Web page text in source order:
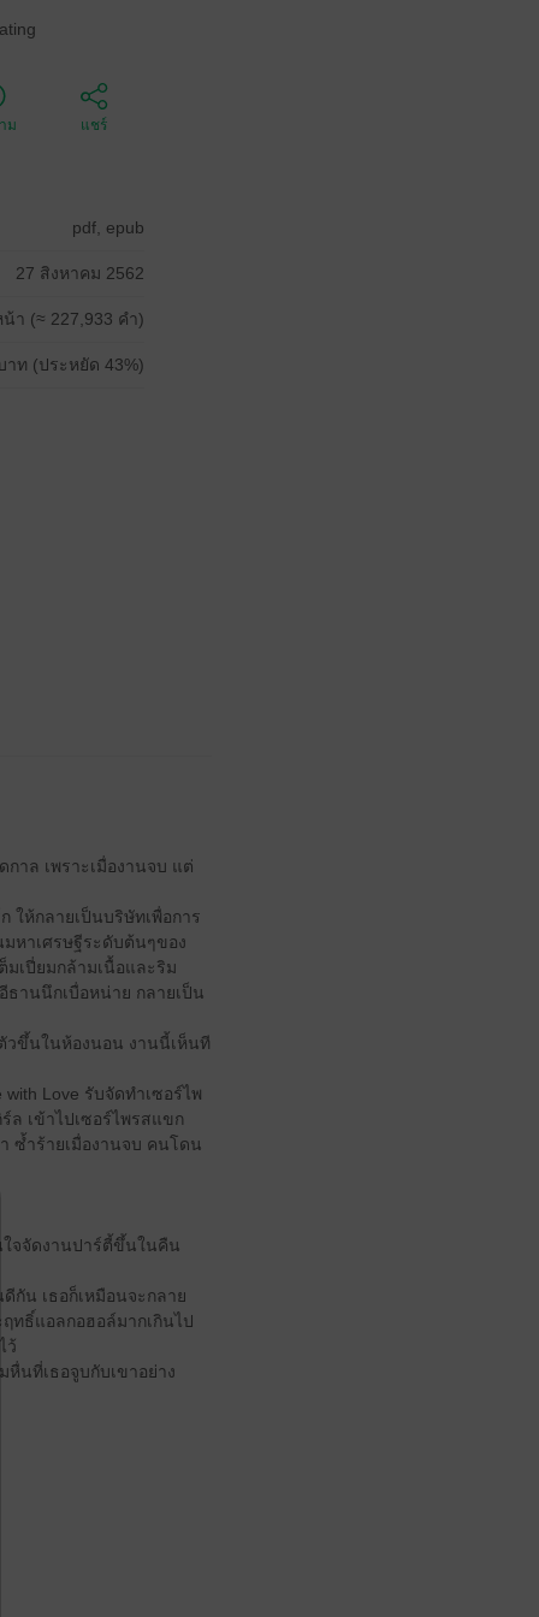
ม แชร์
pdf, epub
27 สิงหาคม 2562
า (≈ 227,933 คำ)
าท (ประหยัด 43%)
าล เพราะเมื่องานจบ แต่
ให้กลายเป็นบริษัทเพื่อการ
หาเศรษฐีระดับต้นๆของ
เปี่ยมกล้ามเนื้อและริม
านนึกเบื่อหน่าย กลายเป็น
วขึ้นในห้องนอน งานนี้เห็นที
Love รับจัดทำเซอร์ไพ
ล เข้าไปเซอร์ไพรสแขก
ซ้ำร้ายเมื่องานจบ คนโดน
จจัดงานปาร์ตี้ขึ้นในคืน
กัน เธอก็เหมือนจะกลาย
ทธิ์แอลกอฮอล์มากเกินไป
ว้
นที่เธอจูบกับเขาอย่าง